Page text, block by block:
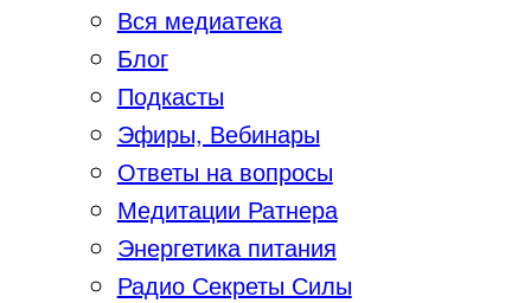
Вся медиатека
Блог
Подкасты
Эфиры, Вебинары
Ответы на вопросы
Медитации Ратнера
Энергетика питания
Радио Секреты Силы